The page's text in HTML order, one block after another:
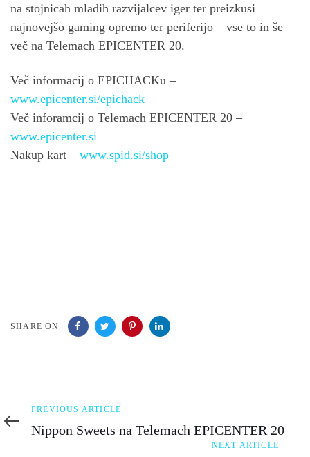
na stojnicah mladih razvijalcev iger ter preizkusi
najnovejšo gaming opremo ter periferijo – vse to in še
več na Telemach EPICENTER 20.
Več informacij o EPICHACKu –
www.epicenter.si/epichack
Več inforamcij o Telemach EPICENTER 20 –
www.epicenter.si
Nakup kart – www.spid.si/shop
SHARE ON
Previous
Article
PREVIOUS ARTICLE
Nippon Sweets na Telemach EPICENTER 20
NEXT ARTICLE